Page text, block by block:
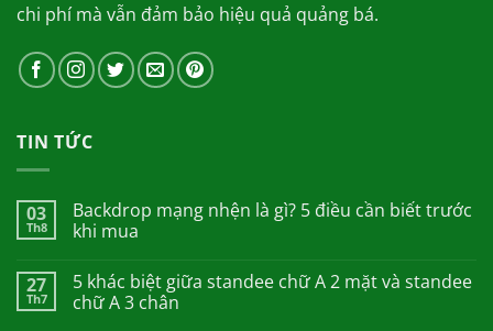
chi phí mà vẫn đảm bảo hiệu quả quảng bá.
TIN TỨC
03
Th8
Backdrop mạng nhện là gì? 5 điều cần biết trước
khi mua
27
Th7
5 khác biệt giữa standee chữ A 2 mặt và standee
chữ A 3 chân